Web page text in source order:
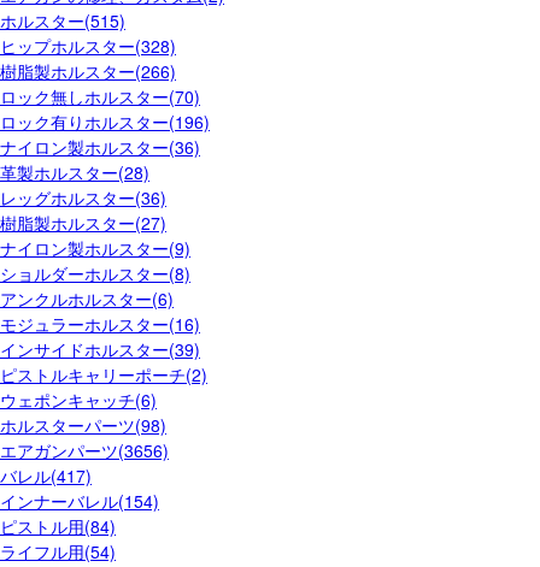
ホルスター(515)
ヒップホルスター(328)
樹脂製ホルスター(266)
ロック無しホルスター(70)
ロック有りホルスター(196)
ナイロン製ホルスター(36)
革製ホルスター(28)
レッグホルスター(36)
樹脂製ホルスター(27)
ナイロン製ホルスター(9)
ショルダーホルスター(8)
アンクルホルスター(6)
モジュラーホルスター(16)
インサイドホルスター(39)
ピストルキャリーポーチ(2)
ウェポンキャッチ(6)
ホルスターパーツ(98)
エアガンパーツ(3656)
バレル(417)
インナーバレル(154)
ピストル用(84)
ライフル用(54)